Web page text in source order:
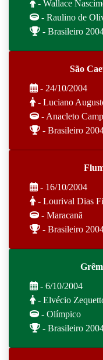
- Wallace
- Raulino de
- Brasileiro
São
- 24/10/2004
- Luciano
- Anacleto
- Brasileiro
- 16/10/2004
- Lourival Dias
- Maracanã
- Brasileiro
- 6/10/2004
- Elvécio
- Olímpico
- Brasileiro